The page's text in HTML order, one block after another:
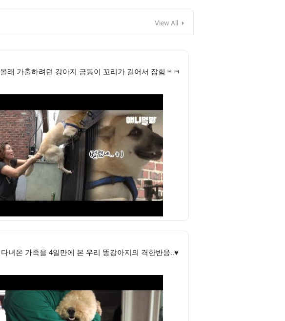
View All
래 가출하려던 강아지 금동이 꼬리가 길어서 잡힘ㅋㅋ
녀온 가족을 4일만에 본 우리 똥강아지의 격한반응..♥